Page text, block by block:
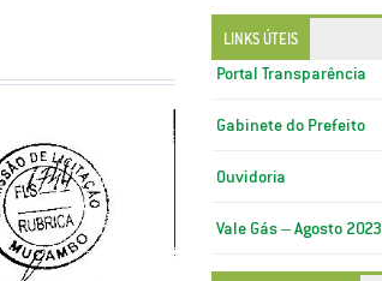
LINKS ÚTEIS
Portal Transparência
Gabinete do Prefeito
Ouvidoria
Vale Gás – Agosto 2023